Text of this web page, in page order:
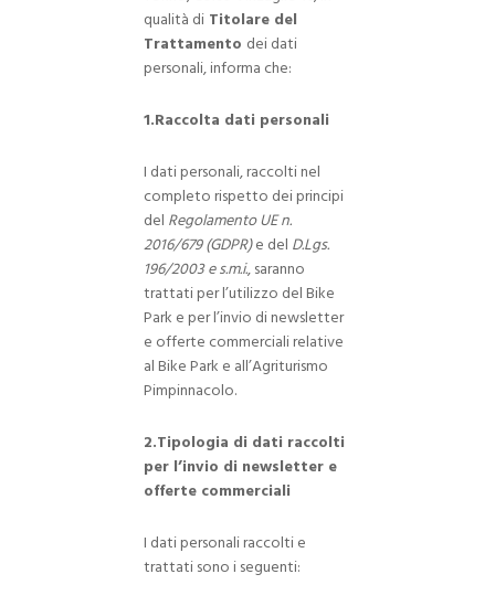
qualità di Titolare del
Trattamento dei dati
personali, informa che:
1.Raccolta dati personali
I dati personali, raccolti nel
completo rispetto dei principi
del Regolamento UE n.
2016/679 (GDPR)e del D.Lgs.
196/2003 e s.m.i., saranno
trattati per l’utilizzo del Bike
Park e per l’invio di newsletter
e offerte commerciali relative
al Bike Park e all’Agriturismo
Pimpinnacolo.
2.Tipologia di dati raccolti
per l’invio di newsletter e
offerte commerciali
I dati personali raccolti e
trattati sono i seguenti: